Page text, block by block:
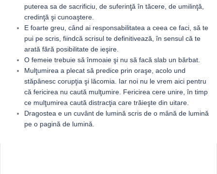
puterea sa de sacrificiu, de suferinţă în tăcere, de umilinţă,
credinţă şi cunoaştere.
E foarte greu, când ai responsabilitatea a ceea ce faci, să te
pui pe scris, fiindcă scrisul te definitivează, în sensul că te
arată fără posibilitate de ieşire.
O femeie trebuie să înmoaie şi nu să facă slab un bărbat.
Mulţumirea a plecat să predice prin oraşe, acolo und
stăpânesc corupţia şi lăcomia. Iar noi nu le vrem aici pentru
că fericirea nu caută mulţumire. Fericirea cere unire, în timp
ce mulţumirea caută distracţia care trăieşte din uitare.
Dragostea e un cuvânt de lumină scris de o mână de lumină
pe o pagină de lumină.